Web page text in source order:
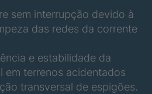
FG 234 6/1 4043051
FG 245 6/1 4043054
sem interrupção devido à
das redes da corrente
e estabilidade da
em terrenos acidentados
transversal de espigões.